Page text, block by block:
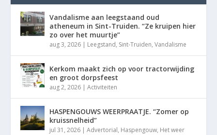
Vandalisme aan leegstaand oud
atheneum in Sint-Truiden. “Ze kruipen hier
zo over het muurtje”
aug 3, 2026 | Leegstand, Sint-Truiden,Vandalisme
Kerkom maakt zich op voor tractorwijding
en groot dorpsfeest
aug 2, 2026 |Activiteiten
HASPENGOUWS WEERPRAATJE. “Zomer op
kruissnelheid”
jul 31, 2026 |Advertorial, Haspengouw, Het weer